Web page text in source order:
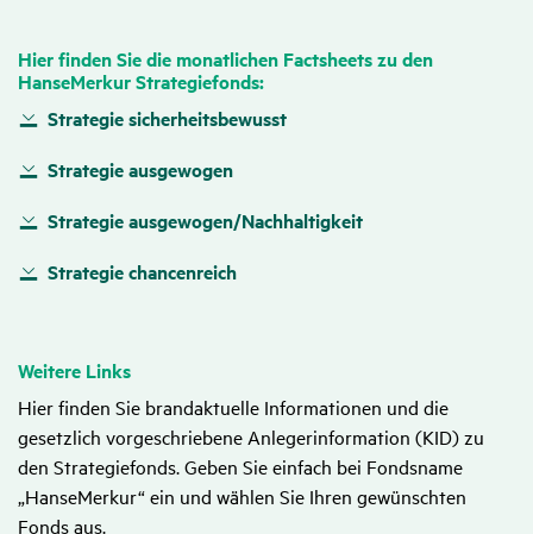
Hier finden Sie die monat­li­chen Facts­heets zu den
HanseMerkur Stra­te­gie­fonds:
Strategie sicherheitsbewusst
Strategie ausgewogen
Strategie ausgewogen/Nachhaltigkeit
Strategie chancenreich
Weitere Links
Hier finden Sie brandaktuelle Informationen und die
gesetzlich vorgeschriebene Anlegerinformation (KID) zu
den Strategiefonds. Geben Sie einfach bei Fondsname
„HanseMerkur“ ein und wählen Sie Ihren gewünschten
Fonds aus.